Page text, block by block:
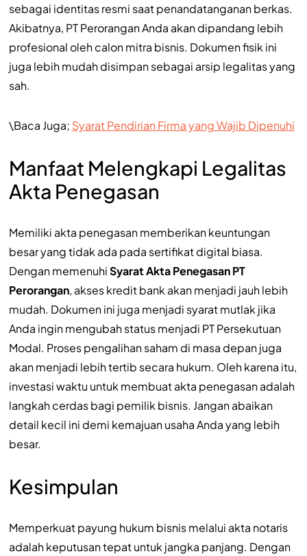
sebagai identitas resmi saat penandatanganan berkas.
Akibatnya, PT Perorangan Anda akan dipandang lebih
profesional oleh calon mitra bisnis. Dokumen fisik ini
juga lebih mudah disimpan sebagai arsip legalitas yang
sah.
\Baca Juga; Syarat Pendirian Firma yang Wajib Dipenuhi
Manfaat Melengkapi Legalitas
Akta Penegasan
Memiliki akta penegasan memberikan keuntungan
besar yang tidak ada pada sertifikat digital biasa.
Dengan memenuhiSyarat Akta Penegasan PT
Perorangan, akses kredit bank akan menjadi jauh lebih
mudah. Dokumen ini juga menjadi syarat mutlak jika
Anda ingin mengubah status menjadi PT Persekutuan
Modal. Proses pengalihan saham di masa depan juga
akan menjadi lebih tertib secara hukum. Oleh karena itu,
investasi waktu untuk membuat akta penegasan adalah
langkah cerdas bagi pemilik bisnis. Jangan abaikan
detail kecil ini demi kemajuan usaha Anda yang lebih
besar.
Kesimpulan
Memperkuat payung hukum bisnis melalui akta notaris
adalah keputusan tepat untuk jangka panjang. Dengan